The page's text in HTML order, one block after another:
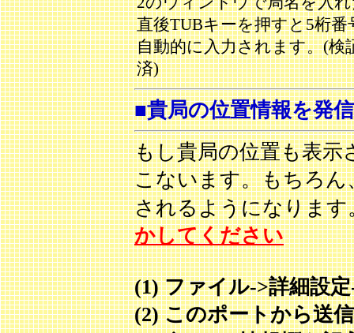
直後TUBキーを押すと5桁番
自動的に入力されます。(検
済)
■貴局の位置情報を発
もし貴局の位置も表示
こないます。もちろん
されるようになります
かしてください
(1) ファイル->詳細設
(2) このポートから送